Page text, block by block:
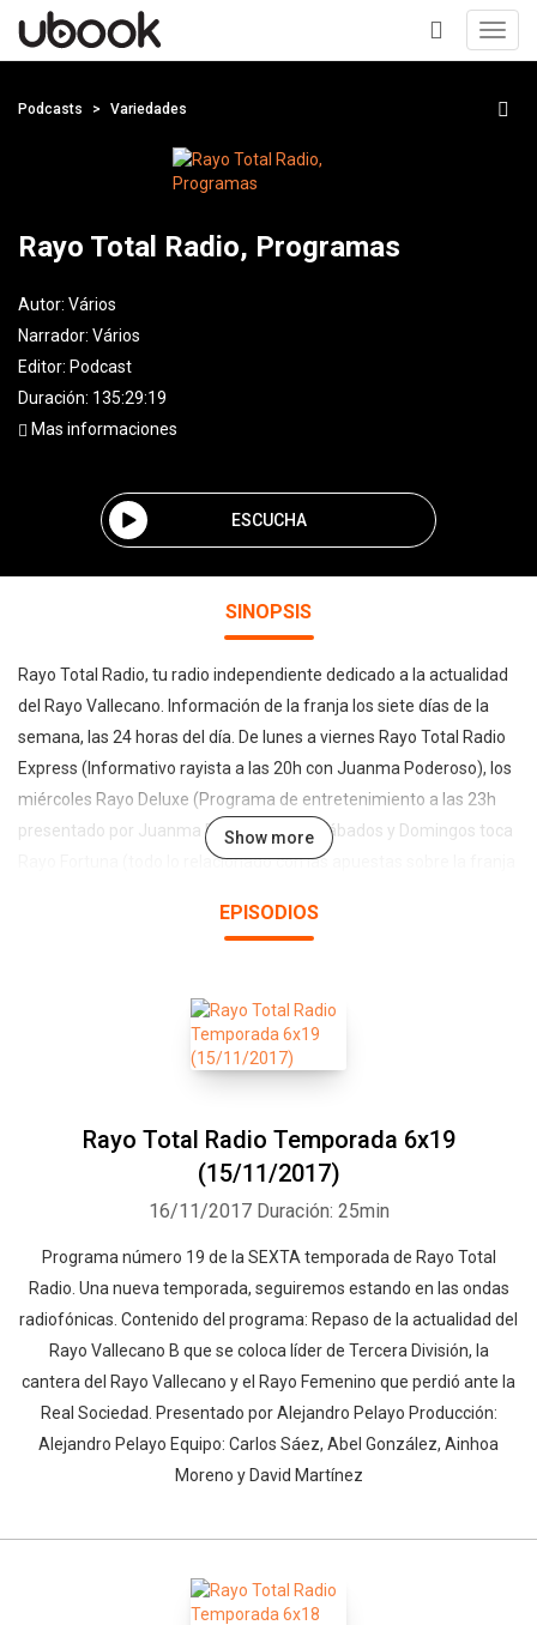
+
Podcasts Variedades
Rayo Total Radio, Programas
Autor: Vários
Narrador: Vários
Editor: Podcast
Duración: 135:29:19
Mas informaciones
ESCUCHA
SINOPSIS
Rayo Total Radio, tu radio independiente dedicado a la actualidad
del Rayo Vallecano. Información de la franja los siete días de la
semana, las 24 horas del día. De lunes a viernes Rayo Total Radio
Express (Informativo rayista a las 20h con Juanma Poderoso), los
miércoles Rayo Deluxe (Programa de entretenimiento a las 23h
presentado por Juanma Poderoso), los Sábados y Domingos toca
Rayo Fortuna (todo lo relacionado con las apuestas sobre la franja
Mitos (conoce a los jugadores que han pasado por la franja con
Show more
EPISODIOS
Rayo Total Radio Temporada 6x19
(15/11/2017)
16/11/2017 Duración: 25min
Programa número 19 de la SEXTA temporada de Rayo Total
Radio. Una nueva temporada, seguiremos estando en las ondas
radiofónicas. Contenido del programa: Repaso de la actualidad del
Rayo Vallecano B que se coloca líder de Tercera División, la
cantera del Rayo Vallecano y el Rayo Femenino que perdió ante la
Real Sociedad. Presentado por Alejandro Pelayo Producción:
Alejandro Pelayo Equipo: Carlos Sáez, Abel González, Ainhoa
Moreno y David Martínez